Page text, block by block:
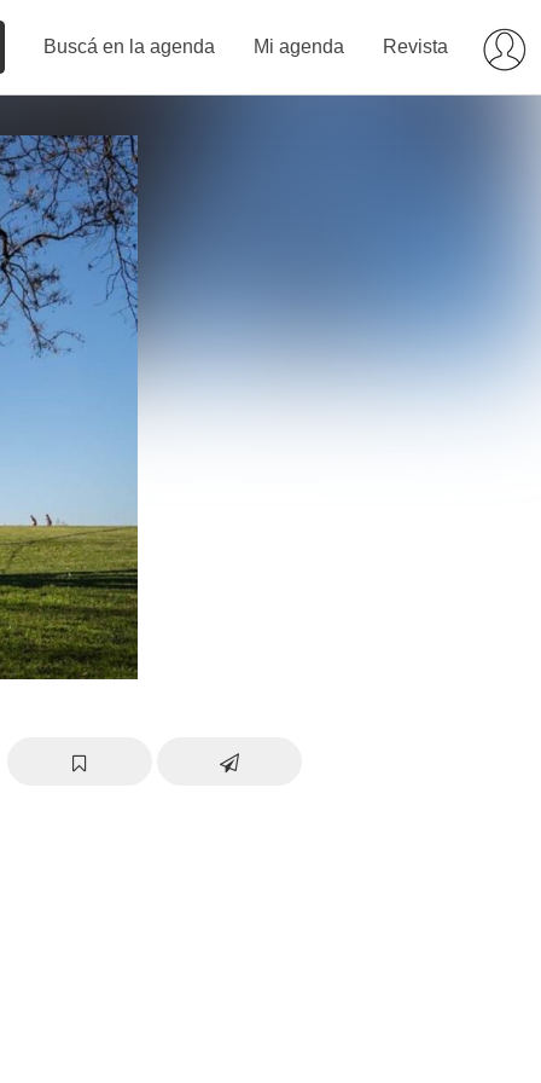
Buscá en la agenda Mi agenda Revista